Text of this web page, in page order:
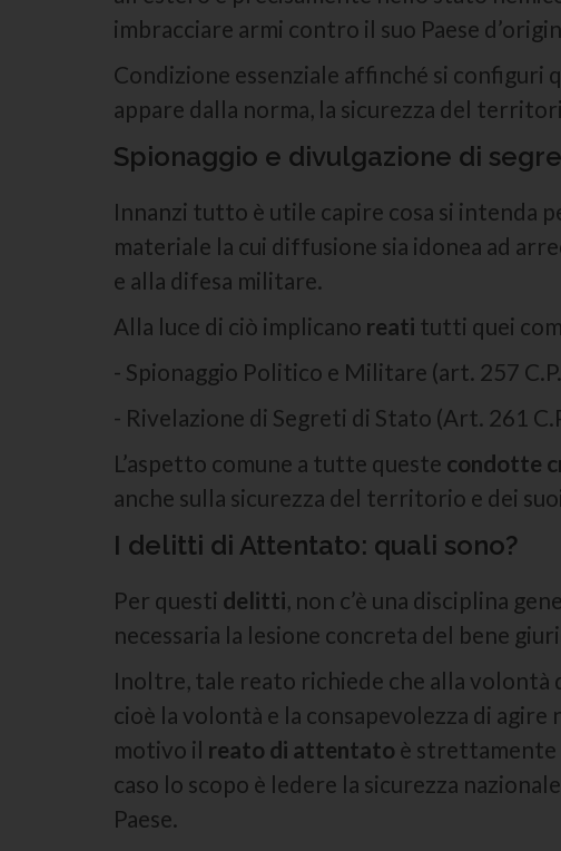
imbracciare armi contro il suo Paese
Condizione essenziale affinché si configuri
appare dalla norma, la sicurezza del
Spionaggio e divulgazione di
Innanzi tutto è utile capire cosa si intenda
materiale la cui diffusione sia idonea ad
e alla difesa militare.
Alla luce di ciò implicano reati tutti quei
- Spionaggio Politico e Militare (art. 257
- Rivelazione di Segreti di Stato (Art. 261
L’aspetto comune a tutte queste condotte
anche sulla sicurezza del territorio e dei
I delitti di Attentato: quali sono?
Per questi delitti, non c’è una disciplina
necessaria la lesione concreta del bene
Inoltre, tale reato richiede che alla volontà
cioè la volontà e la consapevolezza di
motivo il reato di attentato è strettamente
caso lo scopo è ledere la sicurezza
Paese.